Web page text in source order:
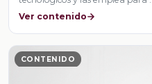
Ver contenido
CONTENIDO